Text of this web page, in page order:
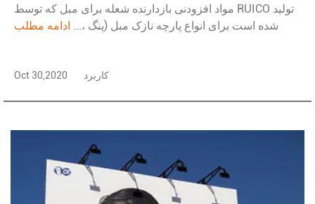
مواد افزودنی بازدارنده شعله برای مبل که توسط RUICO تولید
شده است برای انواع پارچه نازک مبل (پنگ ،... ادامه مطلب
Oct 30,2020 کاربرد